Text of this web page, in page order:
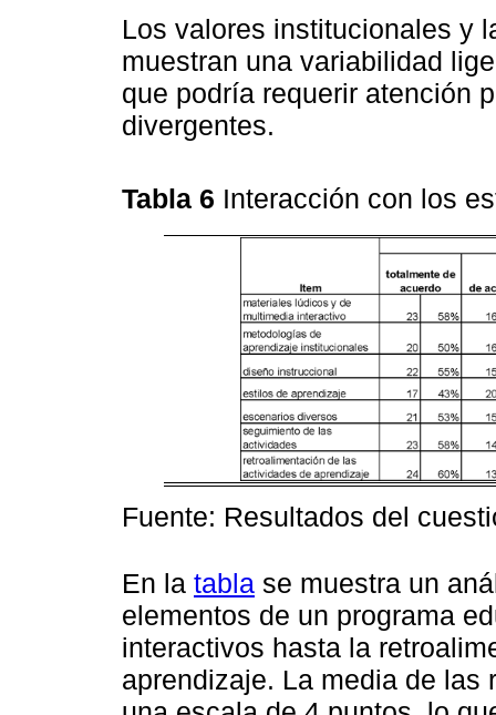
Los valores institucionales y
muestran una variabilidad
que podría requerir atención
divergentes.
Tabla 6 Interacción con los
Fuente: Resultados del
En la tabla se muestra un
elementos de un programa
interactivos hasta la
aprendizaje. La media de las